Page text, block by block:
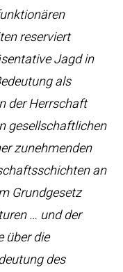
reserviert
Jagd in
als
der Herrschaft
gesellschaftlichen
zunehmenden
an
Grundgesetz
… und der
über die
des